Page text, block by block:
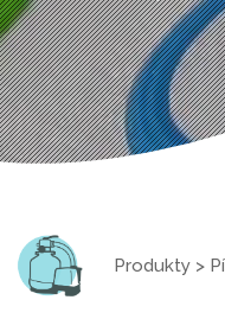
Produkty >